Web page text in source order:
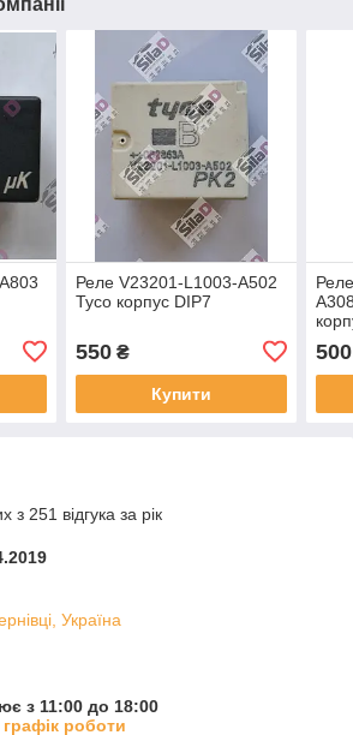
Реле V23201-L1003-A502
Tyco корпус DIP7
550₴
Купити
500
з 251 відгука за рік
Україна
з 11:00 до 18:00
роботи